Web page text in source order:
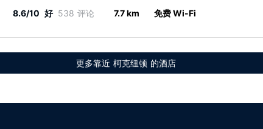
8.6/10 好 538 评论 7.7 km 免费 Wi-Fi
更多靠近 柯克纽顿 的酒店